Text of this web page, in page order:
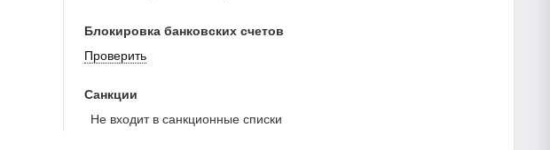
Блокировка банковских счетов
Проверить
Санкции
Не входит в санкционные списки